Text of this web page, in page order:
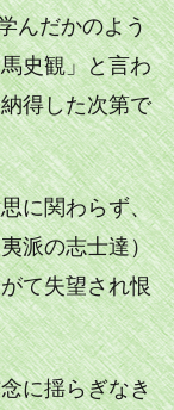
んだかのよう
史観」と言わ
得した次第で
に関わらず、
派の志士達）
て失望され恨
に揺らぎなき